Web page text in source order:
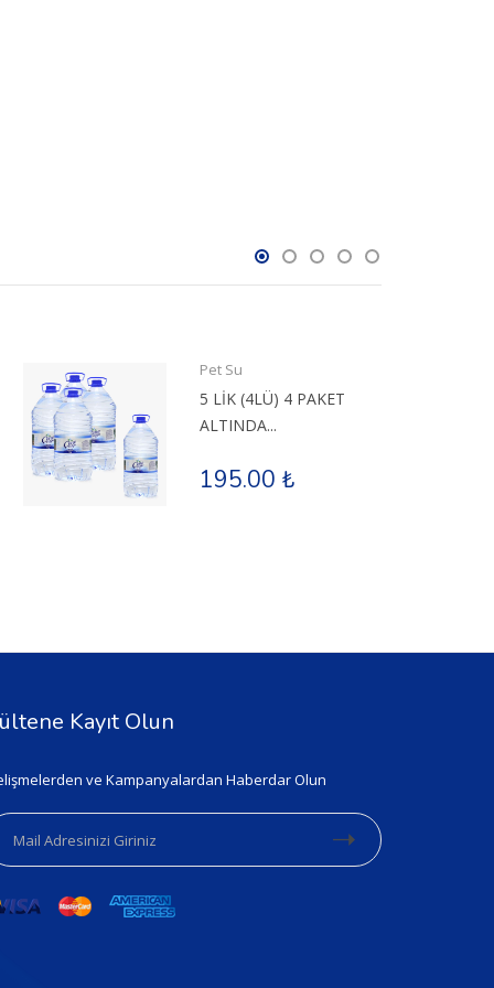
Pet Su
5 LİK (4LÜ) 4 PAKET
ALTINDA...
195.00 ₺
Kayıt Olun
ve Kampanyalardan Haberdar Olun